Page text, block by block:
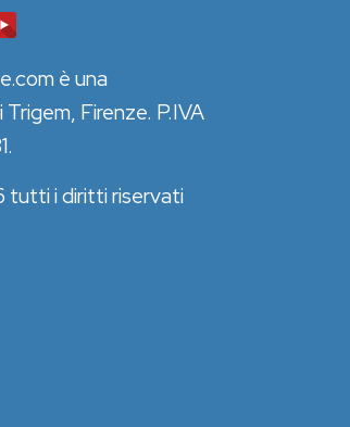
è una
Firenze. P.IVA
i diritti riservati